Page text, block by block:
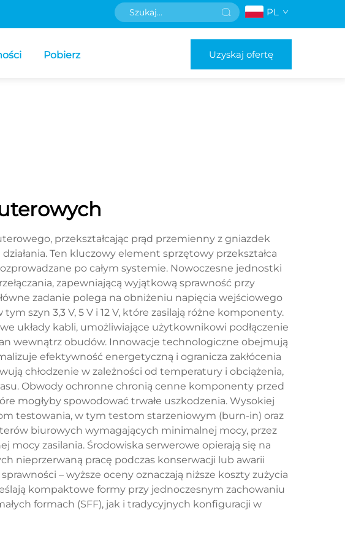
PL
Pobierz Uzyskaj ofertę
przekształcając prąd przemienny z gniazdek
Ten kluczowy element sprzętowy przekształca
po całym systemie. Nowoczesne jednostki
zapewniającą wyjątkową sprawność przy
zadanie polega na obniżeniu napięcia wejściowego
szyn 3,3 V, 5 V i 12 V, które zasilają różne komponenty.
układy kabli, umożliwiające użytkownikowi podłączenie
wewnątrz obudów. Innowacje technologiczne obejmują
efektywność energetyczną i ogranicza zakłócenia
chłodzenie w zależności od temperatury i obciążenia,
Obwody ochronne chronią cenne komponenty przed
mogłyby spowodować trwałe uszkodzenia. Wysokiej
testowania, w tym testom starzeniowym (burn-in) oraz
biurowych wymagających minimalnej mocy, przez
zasilania. Środowiska serwerowe opierają się na
nieprzerwaną pracę podczas konserwacji lub awarii
– wyższe oceny oznaczają niższe koszty zużycia
kompaktowe formy przy jednoczesnym zachowaniu
formach (SFF), jak i tradycyjnych konfiguracji w